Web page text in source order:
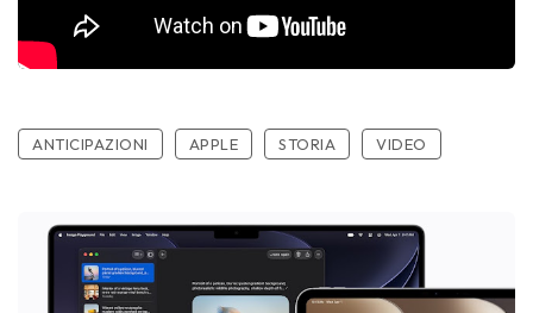
ANTICIPAZIONI APPLE STORIA VIDEO